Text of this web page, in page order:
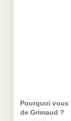
Pourquoi vous
de Grimaud ?